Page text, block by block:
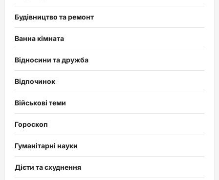
Будівництво та ремонт
Ванна кімната
Відносини та дружба
Відпочинок
Військові теми
Гороскоп
Гуманітарні науки
Дієти та схуднення